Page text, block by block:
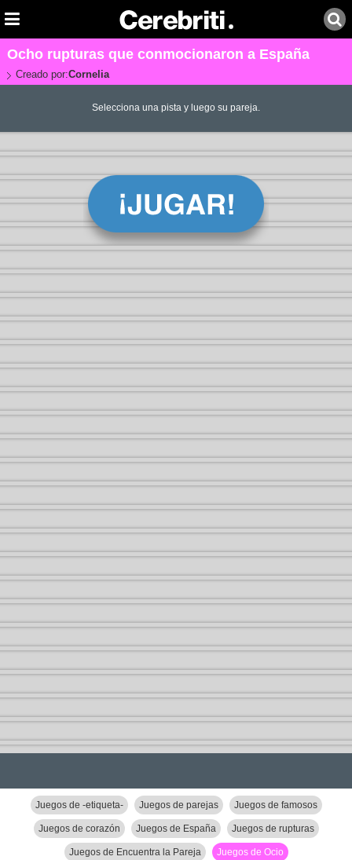
Ocho rupturas que conmocionaron a España
Creado por:Cornelia
Selecciona una pista y luego su pareja.
Juegos de -etiqueta- Juegos de parejas Juegos de famosos
Juegos de corazón Juegos de España Juegos de rupturas
Juegos de Encuentra la Pareja Juegos de Ocio